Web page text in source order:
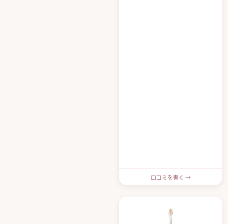
口コミを書く →